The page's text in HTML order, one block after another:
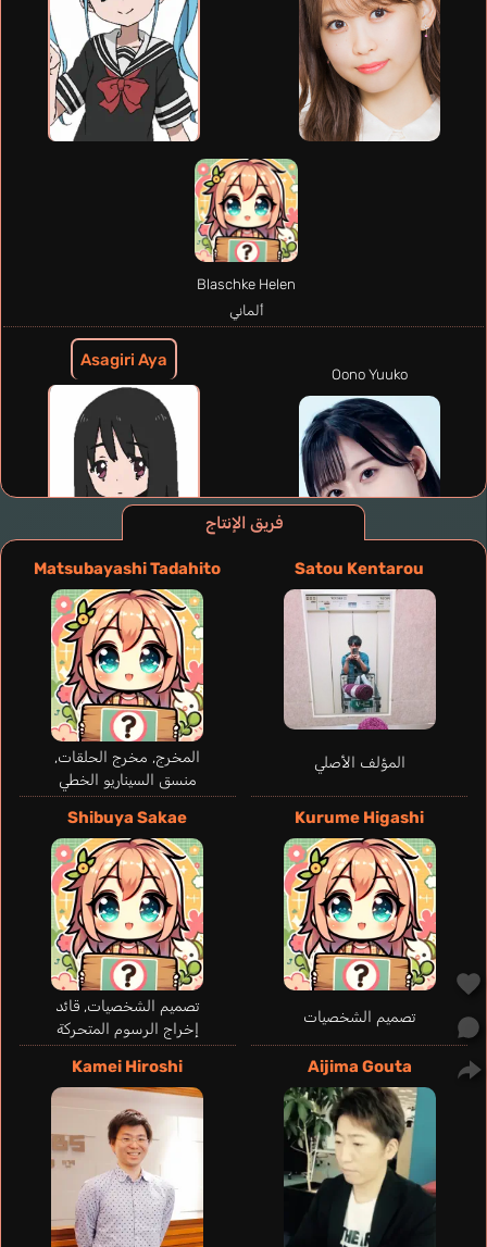
فريق الإنتاج
Satou Kentarou
المؤلف الأصلي
Matsubayashi Tadahito
المخرج, مخرج الحلقات,
منسق السيناريو الخطي
Kurume Higashi
تصميم الشخصيات
Shibuya Sakae
تصميم الشخصيات, قائد
إخراج الرسوم المتحركة
Aijima Gouta
Kamei Hiroshi
Blaschke Helen
ألماني
Asagiri Aya
Oono Yuuko
Shioi Rina
Suzuki Aina
Shizukume Sarina
Yamazaki Haruka